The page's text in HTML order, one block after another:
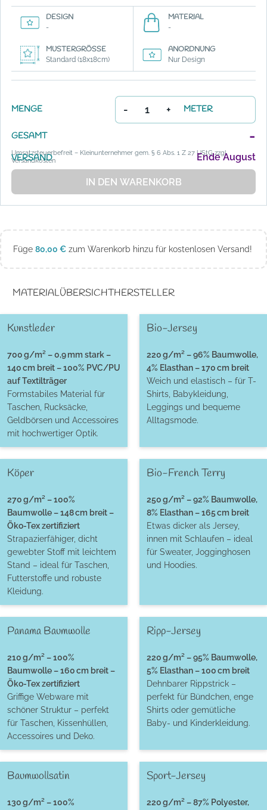
DESIGN
-
MATERIAL
-
MUSTERGRÖSSE
Standard (18x18cm)
ANORDNUNG
Nur Design
MENGE - + METER
GESAMT -
Umsatzsteuerbefreit – Kleinunternehmer gem. § 6 Abs. 1 Z 27 UStG zzgl.
Versandkosten
VERSAND Ende August
IN DEN WARENKORB
Füge 80,00 € zum Warenkorb hinzu für kostenlosen Versand!
MATERIALÜBERSICHTHERSTELLER
Kunstleder
700 g/m² – 0,9 mm stark –
140 cm breit – 100% PVC/PU
auf Textilträger
Formstabiles Material für
Taschen, Rucksäcke,
Geldbörsen und Accessoires
mit hochwertiger Optik.
Bio-Jersey
220 g/m² – 96% Baumwolle,
4% Elasthan – 170 cm breit
Weich und elastisch – für T-
Shirts, Babykleidung,
Leggings und bequeme
Alltagsmode.
Köper
270 g/m² – 100%
Baumwolle – 148 cm breit –
Öko-Tex zertifiziert
Strapazierfähiger, dicht
gewebter Stoff mit leichtem
Stand – ideal für Taschen,
Futterstoffe und robuste
Kleidung.
Bio-French Terry
250 g/m² – 92% Baumwolle,
8% Elasthan – 165 cm breit
Etwas dicker als Jersey,
innen mit Schlaufen – ideal
für Sweater, Jogginghosen
und Hoodies.
Panama Baumwolle
210 g/m² – 100%
Baumwolle – 160 cm breit –
Öko-Tex zertifiziert
Griffige Webware mit
schöner Struktur – perfekt
für Taschen, Kissenhüllen,
Accessoires und Deko.
Ripp-Jersey
220 g/m² – 95% Baumwolle,
5% Elasthan – 100 cm breit
Dehnbarer Rippstrick –
perfekt für Bündchen, enge
Shirts oder gemütliche
Baby- und Kinderkleidung.
Baumwollsatin
130 g/m² – 100%
Sport-Jersey
220 g/m² – 87% Polyester,